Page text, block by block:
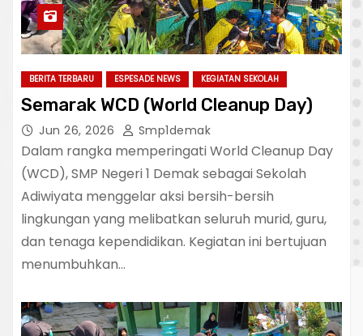
BERITA TERBARU ESPESADE NEWS KEGIATAN SEKOLAH
Semarak WCD (World Cleanup Day)
Jun 26, 2026 Smp1demak
Dalam rangka memperingati World Cleanup Day
(WCD), SMP Negeri 1 Demak sebagai Sekolah
Adiwiyata menggelar aksi bersih-bersih
lingkungan yang melibatkan seluruh murid, guru,
dan tenaga kependidikan. Kegiatan ini bertujuan
menumbuhkan…